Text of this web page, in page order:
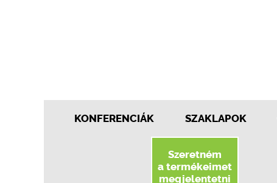
KONFERENCIÁK SZAKLAPOK
Szeretném
a termékeimet
megjelentetni